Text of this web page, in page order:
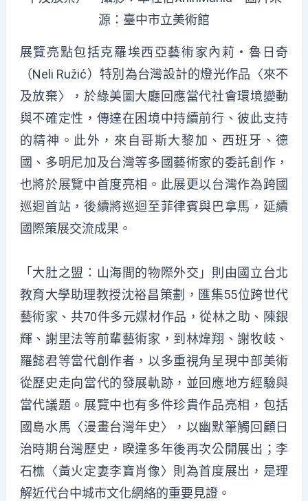
源：臺中市立美術館
展覽亮點包括克羅埃西亞藝術家內莉・魯日奇
（Neli Ružić）特別為台灣設計的燈光作品〈來不
及放棄〉，於綠美圖大廳回應當代社會環境變動
與不確定性，傳達在困境中持續前行、彼此支持
的精神。此外，來自哥斯大黎加、西班牙、德
國、多明尼加及台灣等多國藝術家的委託創作，
也將於展覽中首度亮相。此展更以台灣作為跨國
巡迴首站，後續將巡迴至菲律賓與巴拿馬，延續
國際策展交流成果。
「大肚之盟：山海間的物際外交」則由國立台北
教育大學助理教授沈裕昌策劃，匯集55位跨世代
藝術家、共70件多元媒材作品，從林之助、陳銀
輝、謝里法等前輩藝術家，到林煒翔、謝牧岐、
羅懿君等當代創作者，以多重視角呈現中部美術
從歷史走向當代的發展軌跡，並回應地方經驗與
當代議題。展覽中也有多件珍貴作品亮相，包括
國島水馬〈漫畫台灣年史〉，以幽默筆觸回顧日
治時期台灣歷史，睽違多年後再次公開展出；李
石樵〈黃火定妻李寶肖像〉則為首度展出，是理
解近代台中城市文化網絡的重要見證。